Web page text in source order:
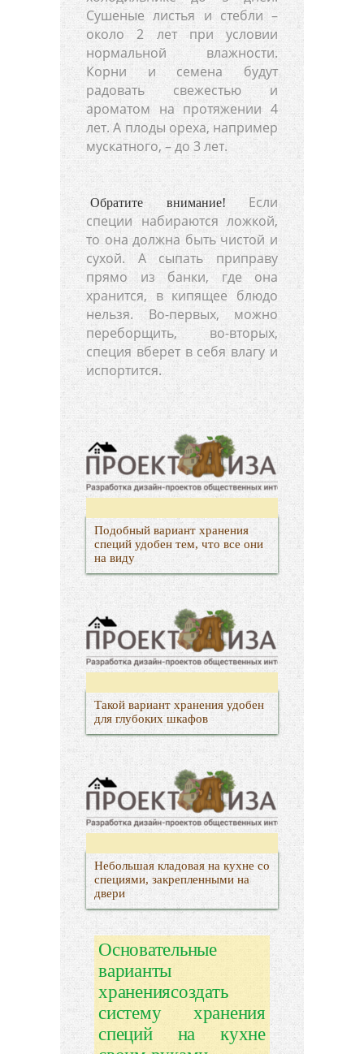
Сушеные листья и стебли –
около 2 лет при условии
нормальной влажности.
Корни и семена будут
радовать свежестью и
ароматом на протяжении 4
лет. А плоды ореха, например
мускатного, – до 3 лет.
Обратите внимание!
Если
специи набираются ложкой,
то она должна быть чистой и
сухой. А сыпать приправу
прямо из банки, где она
хранится, в кипящее блюдо
нельзя. Во-первых, можно
переборщить, во-вторых,
специя вберет в себя влагу и
испортится.
Подобный вариант хранения
специй удобен тем, что все они
на виду
Такой вариант хранения удобен
для глубоких шкафов
Небольшая кладовая на кухне со
специями, закрепленными на
двери
Основательные
варианты
хранениясоздать
систему хранения
специй на кухне